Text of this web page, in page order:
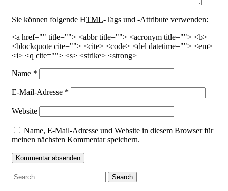
Sie können folgende HTML-Tags und -Attribute verwenden:
<a href="" title=""> <abbr title=""> <acronym title=""> <b>
<blockquote cite=""> <cite> <code> <del datetime=""> <em>
<i> <q cite=""> <s> <strike> <strong>
Name *
E-Mail-Adresse *
Website
Name, E-Mail-Adresse und Website in diesem Browser für
meinen nächsten Kommentar speichern.